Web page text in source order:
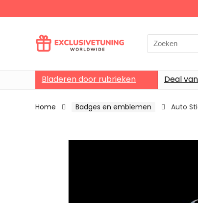
Search
for:
Bladeren door rubrieken Deal
Home Badges en emblemen Auto